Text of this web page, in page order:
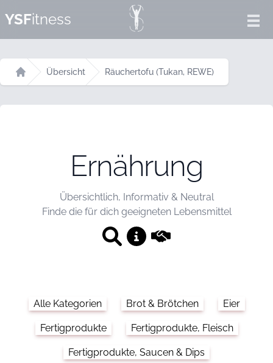
YSFitness
Startseite
Übersicht Räuchertofu (Tukan, REWE)
Ernährung
Übersichtlich, Informativ & Neutral
Finde die für dich geeigneten Lebensmittel
Alle Kategorien Brot & Brötchen Eier
Fertigprodukte Fertigprodukte, Fleisch
Fertigprodukte, Saucen & Dips